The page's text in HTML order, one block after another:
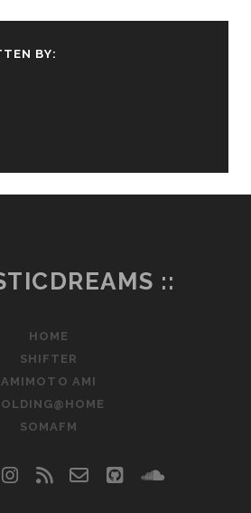
BY:
::
HOME
SHIFTER
AMIMOTO AMI
SOMAFM
instagram
rss email-github